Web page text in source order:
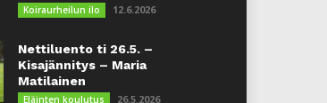
Koiraurheilun ilo 12.6.2026
Nettiluento ti 26.5. –
Kisajännitys – Maria
Matilainen
Eläinten koulutus 26.5.2026